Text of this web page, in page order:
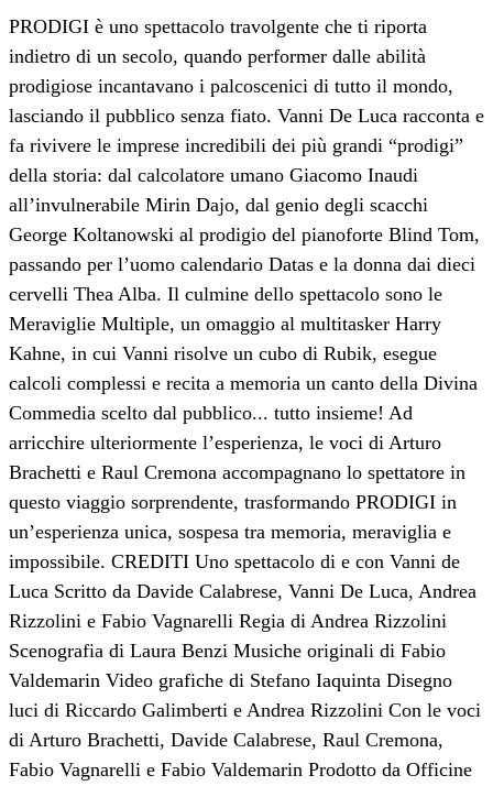
PRODIGI è uno spettacolo travolgente che ti riporta
indietro di un secolo, quando performer dalle abilità
prodigiose incantavano i palcoscenici di tutto il mondo,
lasciando il pubblico senza fiato. Vanni De Luca racconta e
fa rivivere le imprese incredibili dei più grandi “prodigi”
della storia: dal calcolatore umano Giacomo Inaudi
all’invulnerabile Mirin Dajo, dal genio degli scacchi
George Koltanowski al prodigio del pianoforte Blind Tom,
passando per l’uomo calendario Datas e la donna dai dieci
cervelli Thea Alba. Il culmine dello spettacolo sono le
Meraviglie Multiple, un omaggio al multitasker Harry
Kahne, in cui Vanni risolve un cubo di Rubik, esegue
calcoli complessi e recita a memoria un canto della Divina
Commedia scelto dal pubblico... tutto insieme! Ad
arricchire ulteriormente l’esperienza, le voci di Arturo
Brachetti e Raul Cremona accompagnano lo spettatore in
questo viaggio sorprendente, trasformando PRODIGI in
un’esperienza unica, sospesa tra memoria, meraviglia e
impossibile. CREDITI Uno spettacolo di e con Vanni de
Luca Scritto da Davide Calabrese, Vanni De Luca, Andrea
Rizzolini e Fabio Vagnarelli Regia di Andrea Rizzolini
Scenografia di Laura Benzi Musiche originali di Fabio
Valdemarin Video grafiche di Stefano Iaquinta Disegno
luci di Riccardo Galimberti e Andrea Rizzolini Con le voci
di Arturo Brachetti, Davide Calabrese, Raul Cremona,
Fabio Vagnarelli e Fabio Valdemarin Prodotto da Officine